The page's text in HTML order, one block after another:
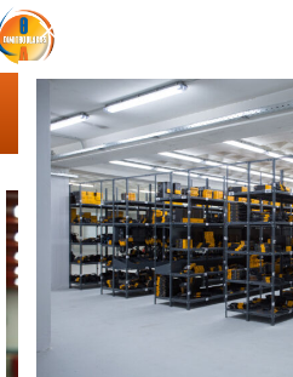
Αρχική σελίδα/
ΣΥΣΤΗΜΑ ΙΜΙΒΑΡΕΩΣ